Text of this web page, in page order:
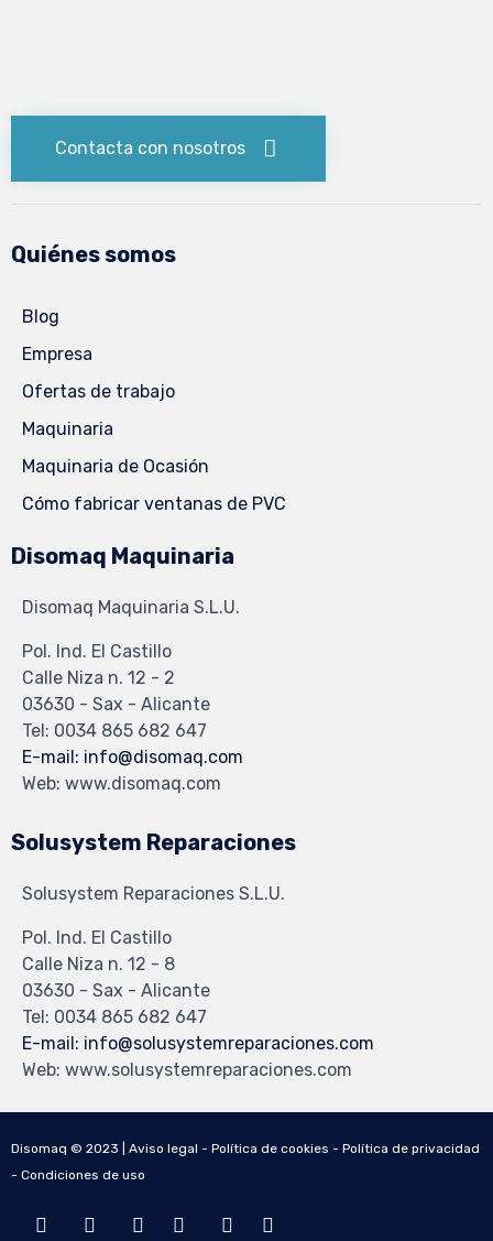
Contacta con nosotros
Quiénes somos
Blog
Empresa
Ofertas de trabajo
Maquinaria
Maquinaria de Ocasión
Cómo fabricar ventanas de PVC
Disomaq Maquinaria
Disomaq Maquinaria S.L.U.
Pol. Ind. El Castillo
Calle Niza n. 12 - 2
03630 - Sax - Alicante
Tel: 0034 865 682 647
E-mail: info@disomaq.com
Web: www.disomaq.com
Solusystem Reparaciones
Solusystem Reparaciones S.L.U.
Pol. Ind. El Castillo
Calle Niza n. 12 - 8
03630 - Sax - Alicante
Tel: 0034 865 682 647
E-mail: info@solusystemreparaciones.com
Web: www.solusystemreparaciones.com
Disomaq © 2023 | Aviso legal - Política de cookies - Política de privacidad
- Condiciones de uso